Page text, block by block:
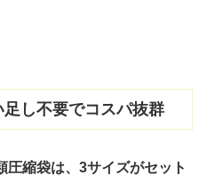
し不要でコスパ抜群
圧縮袋は、3サイズがセット